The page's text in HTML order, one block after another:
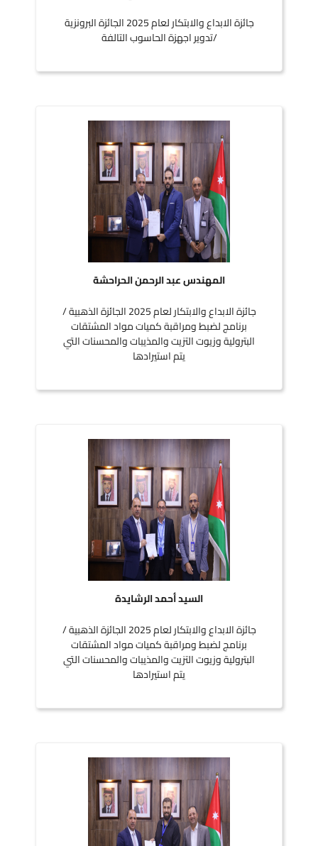
جائزة الابداع والابتكار لعام 2025 الجائزة البرونزية
/تدوير اجهزة الحاسوب التالفة
المهندس عبد الرحمن الحراحشة
جائزة الابداع والابتكار لعام 2025 الجائزة الذهبية /
برنامج لضبط ومراقبة كميات مواد المشتقات
البترولية وزيوت التزيت والمذيبات والمحسنات التي
يتم استيرادها
السيد أحمد الرشايدة
جائزة الابداع والابتكار لعام 2025 الجائزة الذهبية /
برنامج لضبط ومراقبة كميات مواد المشتقات
البترولية وزيوت التزيت والمذيبات والمحسنات التي
يتم استيرادها